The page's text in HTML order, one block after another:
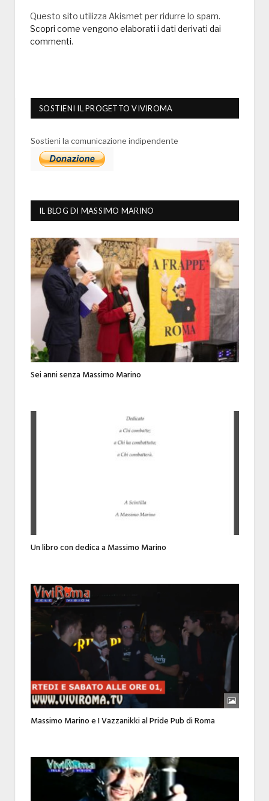
Questo sito utilizza Akismet per ridurre lo spam.
Scopri come vengono elaborati i dati derivati dai
commenti.
SOSTIENI IL PROGETTO VIVIROMA
Sostieni la comunicazione indipendente
IL BLOG DI MASSIMO MARINO
Sei anni senza Massimo Marino
Un libro con dedica a Massimo Marino
Massimo Marino e I Vazzanikki al Pride Pub di Roma